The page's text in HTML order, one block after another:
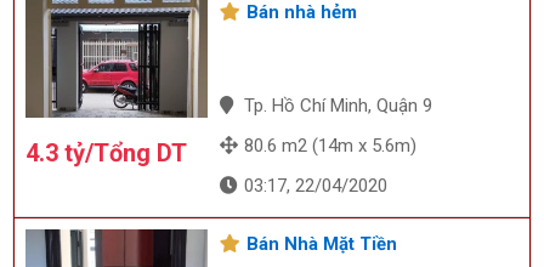
4.3 tỷ/Tổng DT
Bán nhà hẻm
Tp. Hồ Chí Minh, Quận 9
80.6 m2 (14m x 5.6m)
03:17, 22/04/2020
Bán Nhà Mặt Tiền